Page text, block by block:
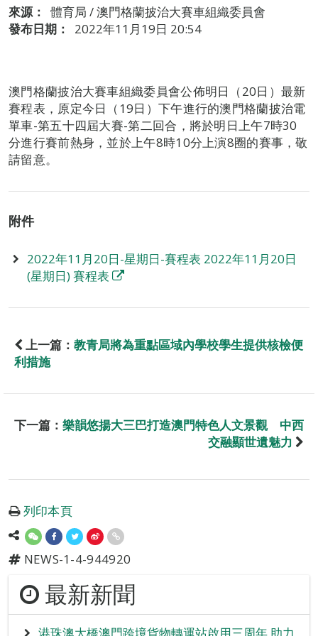
來源：
體育局 / 澳門格蘭披治大賽車組織委員會
發布日期：
2022年11月19日 20:54
澳門格蘭披治大賽車組織委員會公佈明日（20日）最新
賽程表，原定今日（19日）下午進行的澳門格蘭披治電
單車-第五十四屆大賽-第二回合，將於明日上午7時30
分進行賽前熱身，並於上午8時10分上演8圈的賽事，敬
請留意。
附件
2022年11月20日-星期日-賽程表 2022年11月20日
(星期日) 賽程表
上一篇： 教青局將為重點區域內學校學生提供核檢便
利措施
下一篇： 樂韻悠揚大三巴打造澳門特色人文景觀 中西
交融顯世遺魅力
列印本頁
NEWS-1-4-944920
最新新聞